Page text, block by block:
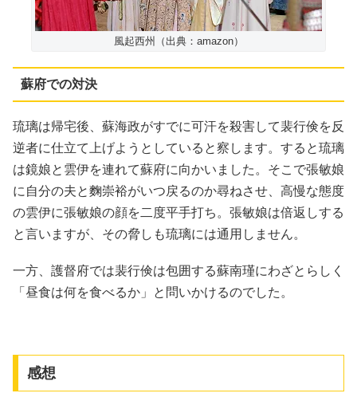
風起西州（出典：amazon）
蘇府での対決
琉璃は帰宅後、蘇海政がすでに可汗を殺害して裴行倹を反
逆者に仕立て上げようとしていると察します。すると琉璃
は鏡娘と雲伊を連れて蘇府に向かいました。そこで張敏娘
に自分の夫と麴崇裕がいつ戻るのか尋ねさせ、高慢な態度
の雲伊に張敏娘の顔を二度平手打ち。張敏娘は倍返しする
と言いますが、その脅しも琉璃には通用しません。
一方、護督府では裴行倹は包囲する蘇南瑾にわざとらしく
「昼食は何を食べるか」と問いかけるのでした。
感想